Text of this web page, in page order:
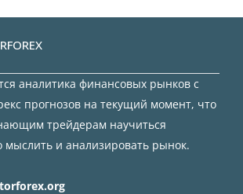
аналитика финансовых рынков с
прогнозов на текущий момент, что
трейдерам научиться
мыслить и анализировать рынок.